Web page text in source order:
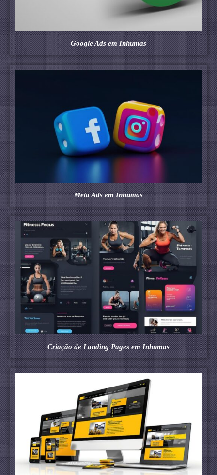
Google Ads em Inhumas
Meta Ads em Inhumas
Criação de Landing Pages em Inhumas